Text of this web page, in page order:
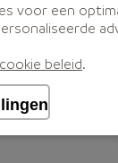
annuiteit
annuiteit
voor een
cookie beleid.